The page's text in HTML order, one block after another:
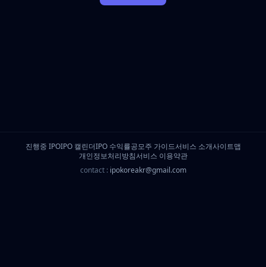
진행중 IPOIPO 캘린더IPO 수익률공모주 가이드서비스 소개사이트맵
개인정보처리방침서비스 이용약관
contact : ipokoreakr@gmail.com